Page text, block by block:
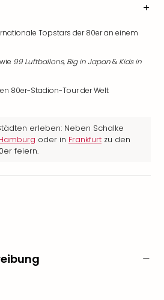
Topstars der 80er an einem
99 Luftballons, Big in Japan& Kids in
80er-Stadion-Tour der Welt
erleben: Neben Schalke
oder in Frankfurt zu den
feiern.